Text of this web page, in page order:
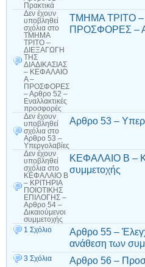
Πρακτικά
Δεν έχουν
υποβληθεί
σχόλια στο
ΤΜΗΜΑ
ΤΡΙΤΟ –
ΔΙΕΞΑΓΩΓΗ
ΤΗΣ
ΔΙΑΔΙΚΑΣΙΑΣ
– ΚΕΦΑΛΑΙΟ
Α –
ΠΡΟΣΦΟΡΕΣ
– Αρθρο 52 –
Εναλλακτικές
προσφορές
ΤΜΗΜΑ ΤΡΙΤΟ –
ΠΡΟΣΦΟΡΕΣ –
Δεν έχουν
υποβληθεί
σχόλια στο
Αρθρο 53 –
Υπεργολαβίες
Αρθρο 53 –
Δεν έχουν
υποβληθεί
σχόλια στο
ΚΕΦΑΛΑΙΟ Β
– ΚΡΙΤΗΡΙΑ
ΠΟΙΟΤΙΚΗΣ
ΕΠΙΛΟΓΗΣ –
Αρθρο 54 –
Δικαιούμενοι
συμμετοχής
ΚΕΦΑΛΑΙΟ Β –
συμμετοχής
1 Σχόλιο
Αρθρο 55 –
ανάθεση των
3 Σχόλια Αρθρο 56 –